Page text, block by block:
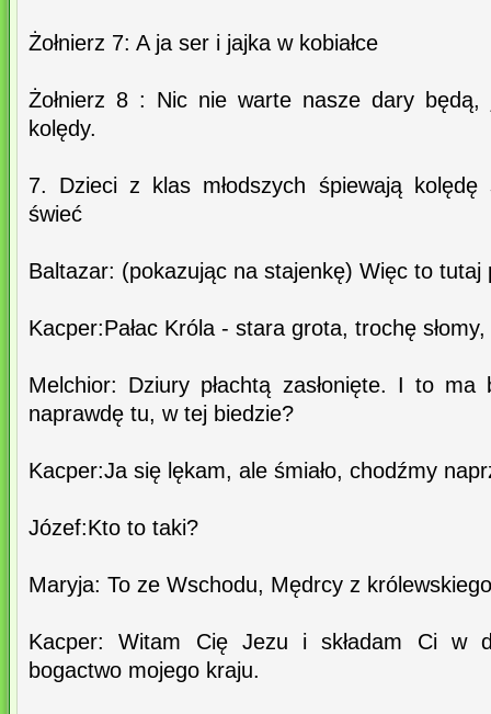
Żołnierz 7: A ja ser i jajka w kobiałce
Żołnierz 8 : Nic nie warte nasze dary będą,
kolędy.
7. Dzieci z klas młodszych śpiewają kolędę
świeć
Baltazar: (pokazując na stajenkę) Więc to tutaj
Kacper:Pałac Króla - stara grota, trochę słomy,
Melchior: Dziury płachtą zasłonięte. I to
naprawdę tu, w tej biedzie?
Kacper:Ja się lękam, ale śmiało, chodźmy
Józef:Kto to taki?
Maryja: To ze Wschodu, Mędrcy z
Kacper: Witam Cię Jezu i składam Ci w
bogactwo mojego kraju.